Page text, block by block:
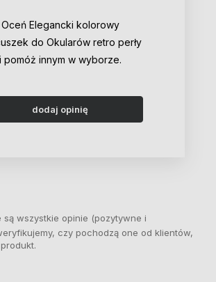
Oceń Elegancki kolorowy
do Okularów retro perły
i pomóż innym w wyborze.
dodaj opinię
są wszystkie opinie (pozytywne i
czy pochodzą one od klientów,